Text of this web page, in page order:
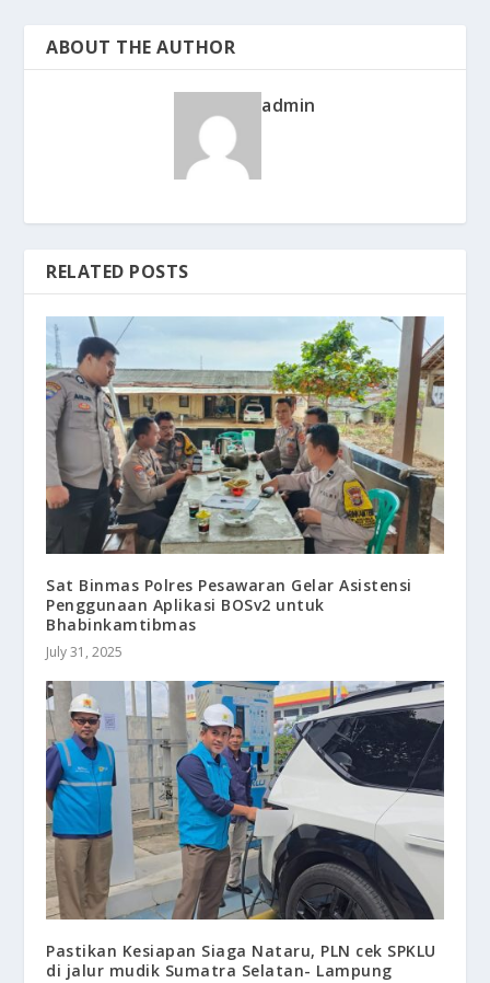
ABOUT THE AUTHOR
admin
RELATED POSTS
Sat Binmas Polres Pesawaran Gelar Asistensi
Penggunaan Aplikasi BOSv2 untuk
Bhabinkamtibmas
July 31, 2025
Pastikan Kesiapan Siaga Nataru, PLN cek SPKLU
di jalur mudik Sumatra Selatan- Lampung